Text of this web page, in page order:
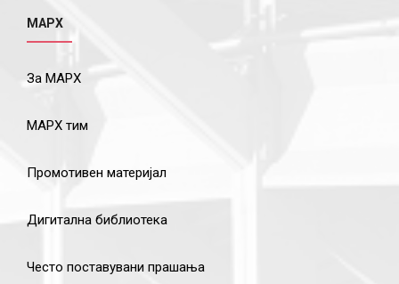
МАРХ
За МАРХ
МАРХ тим
Промотивен материјал
Дигитална библиотека
Често поставувани прашања